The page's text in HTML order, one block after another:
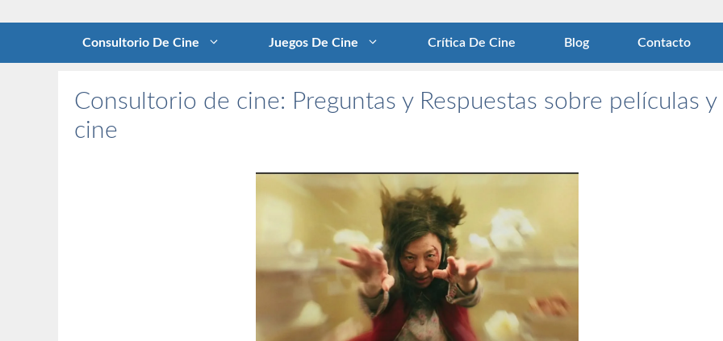
Consultorio De Cine Juegos De Cine Crítica De Cine Blog Contacto
Consultorio de cine: Preguntas y Respuestas sobre películas y
cine